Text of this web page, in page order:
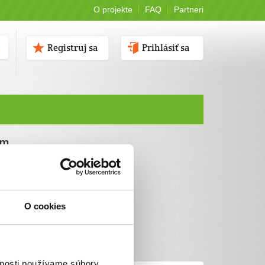
O cookies
O projekte FAQ Partneri
Prihlásiť sa
Registruj sa